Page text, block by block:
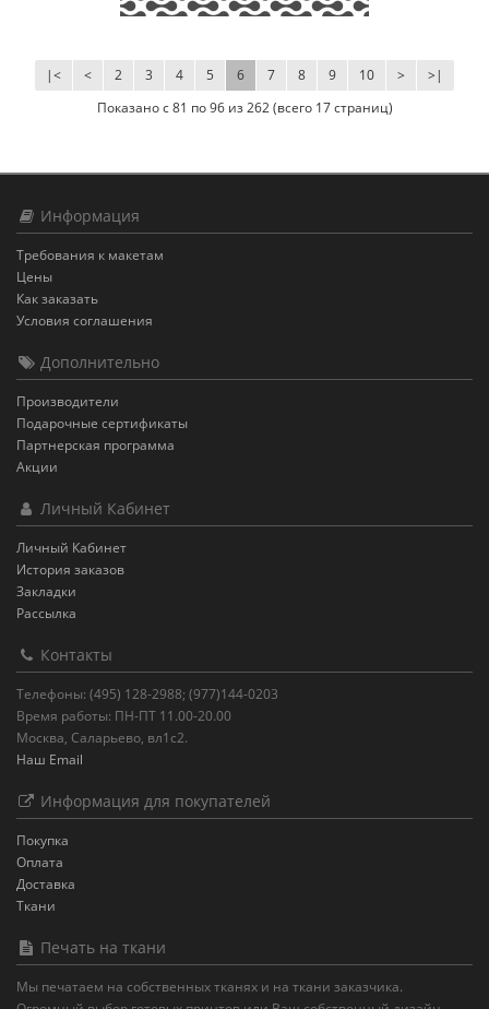
|< < 2 3 4 5 6 7 8 9 10 > >|
Показано с 81 по 96 из 262 (всего 17 страниц)
Информация
Требования к макетам
Цены
Как заказать
Условия соглашения
Дополнительно
Производители
Подарочные сертификаты
Партнерская программа
Акции
Личный Кабинет
Личный Кабинет
История заказов
Закладки
Рассылка
Контакты
Телефоны: (495) 128-2988; (977)144-0203
Время работы: ПН-ПТ 11.00-20.00
Москва, Саларьево, вл1с2.
Наш Email
Информация для покупателей
Покупка
Оплата
Доставка
Ткани
Печать на ткани
Мы печатаем на собственных тканях и на ткани заказчика.